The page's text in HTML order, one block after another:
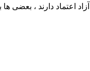
دارند ، بعضی‌ ها به